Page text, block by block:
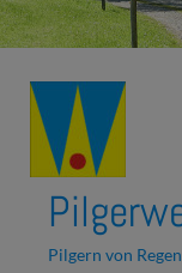
Pilgern von